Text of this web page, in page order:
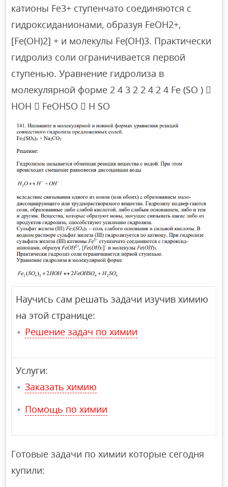
катионы Fe3+ ступенчато соединяются с
гидроксиданионами, образуя FeOH2+,
[Fe(OH)2] + и молекулы Fe(OH)3. Практически
гидролиз соли ограничивается первой
ступенью. Уравнение гидролиза в
молекулярной форме 2 4 3 2 2 4 2 4 Fe (SO ) 
HOH  FeOHSO  H SO
Научись сам решать задачи изучив химию
на этой странице:
Решение задач по химии
Услуги:
Заказать химию
Помощь по химии
Готовые задачи по химии которые сегодня
купили: